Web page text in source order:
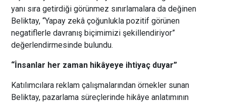
yanı sıra getirdiği görünmez sınırlamalara da değinen
Beliktay, “Yapay zekâ çoğunlukla pozitif görünen
negatiflerle davranış biçimimizi şekillendiriyor”
değerlendirmesinde bulundu.
“İnsanlar her zaman hikâyeye ihtiyaç duyar”
Katılımcılara reklam çalışmalarından örnekler sunan
Beliktay, pazarlama süreçlerinde hikâye anlatımının